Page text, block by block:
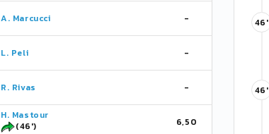
A. Marcucci -
L. Peli -
R. Rivas -
H. Mastour
(46')
6,50
46'
46'